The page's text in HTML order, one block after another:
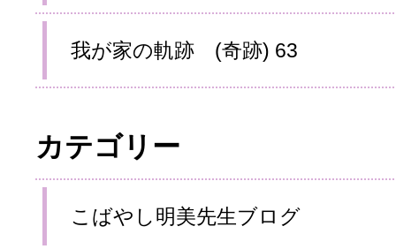
我が家の軌跡 (奇跡) 63
カテゴリー
こばやし明美先生ブログ